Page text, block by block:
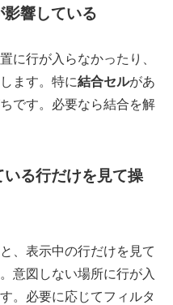
響している
に行が入らなかったり、
ます。特に結合セルがあ
です。必要なら結合を解
る行だけを見て操
、表示中の行だけを見て
意図しない場所に行が入
。必要に応じてフィルタ